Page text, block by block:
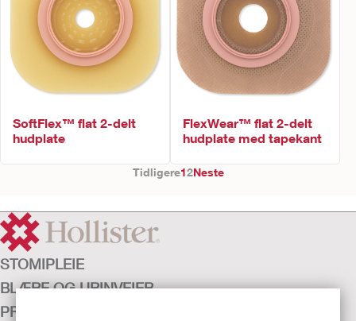
SoftFlex™ flat 2-delt
hudplate
FlexWear™ flat 2-delt
hudplate med tapekant
Tidligere12Neste
STOMIPLEIE
BLÆRE OG URINVEIER
PRODUKTER